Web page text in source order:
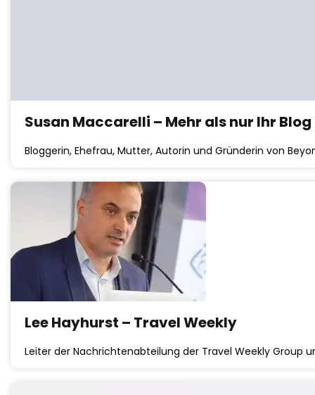
Susan Maccarelli – Mehr als nur Ihr Blog
Bloggerin, Ehefrau, Mutter, Autorin und Gründerin von
Lee Hayhurst – Travel Weekly
Leiter der Nachrichtenabteilung der Travel Weekly Group